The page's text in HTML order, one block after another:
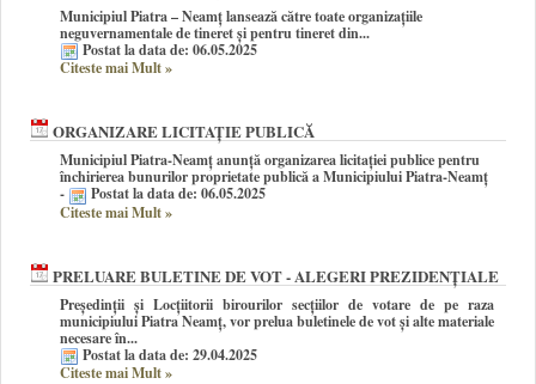
Municipiul Piatra – Neamţ lansează către toate organizaţiile
neguvernamentale de tineret şi pentru tineret din...
Postat la data de: 06.05.2025
Citeste mai Mult»
ORGANIZARE LICITAȚIE PUBLICĂ
Municipiul Piatra-Neamț anunță organizarea licitației publice pentru
închirierea bunurilor proprietate publică a Municipiului Piatra-Neamț
-
Postat la data de: 06.05.2025
Citeste mai Mult»
PRELUARE BULETINE DE VOT - ALEGERI PREZIDENȚIALE
Președinții și Locțiitorii birourilor secțiilor de votare de pe raza
municipiului Piatra Neamț, vor prelua buletinele de vot și alte materiale
necesare în...
Postat la data de: 29.04.2025
Citeste mai Mult»